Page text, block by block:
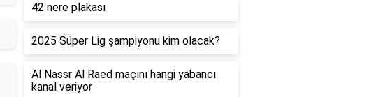
42 nere plakası
2025 Süper Lig şampiyonu kim olacak?
Al Nassr Al Raed maçını hangi yabancı
kanal veriyor